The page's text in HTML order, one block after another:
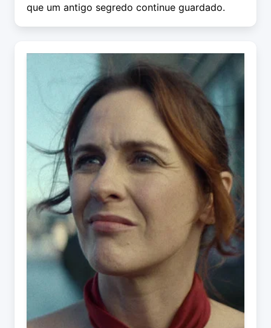
que um antigo segredo continue guardado.